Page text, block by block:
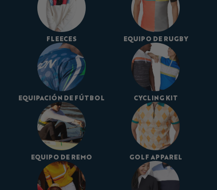
FLEECES EQUIPO DE RUGBY
EQUIPACIÓN DE FÚTBOL CYCLING KIT
EQUIPO DE REMO GOLF APPAREL